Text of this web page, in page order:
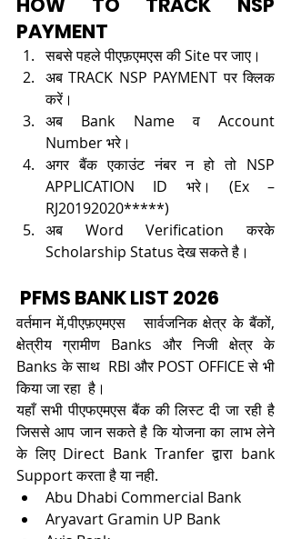
HOW TO TRACK NSP
PAYMENT
सबसे पहले पीएफ़एमएस की Site पर जाए।
अब TRACK NSP PAYMENT पर क्लिक
करें।
अब Bank Name व Account
Number भरे।
अगर बैंक एकाउंट नंबर न हो तो NSP
APPLICATION ID भरे। (Ex –
RJ20192020*****)
अब Word Verification करके
Scholarship Status देख सकते है।
PFMS BANK LIST 2026
वर्तमान में,पीएफ़एमएस   सार्वजनिक क्षेत्र के बैंकों,
क्षेत्रीय ग्रामीण Banks और निजी क्षेत्र के
Banks के साथ  RBI और POST OFFICE से भी
किया जा रहा  है।
यहाँ सभी पीएफएमएस बैंक की लिस्ट दी जा रही है
जिससे आप जान सकते है कि योजना का लाभ लेने
के लिए Direct Bank Tranfer द्वारा bank
Support करता है या नही.
Abu Dhabi Commercial Bank
Aryavart Gramin UP Bank